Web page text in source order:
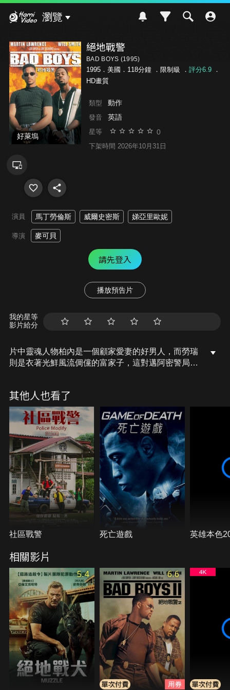
瀏覽
好萊塢
絕地戰警
BAD BOYS (1995)
1995．美國．118分鐘 ． 限制級 ． 評分6.9．
HD畫質
類型 動作
發音 英語
星等 0
下架時間 2026年10月31日
演員 馬丁勞倫斯 威爾史密斯 娣亞里歐妮
導演 麥可貝
請先登入
播放預告片
我的星等
影片給分
片中靈魂人物柏內是一個顧家愛妻的好男人，而勞瑞
則是衣著光鮮風流倜儻的富家子，這對邁阿密警局的
其他人也看了
社區戰警 死亡遊戲 英雄本色
相關影片
5.4 6.6